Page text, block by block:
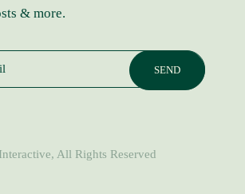
& more.
, All Rights Reserved